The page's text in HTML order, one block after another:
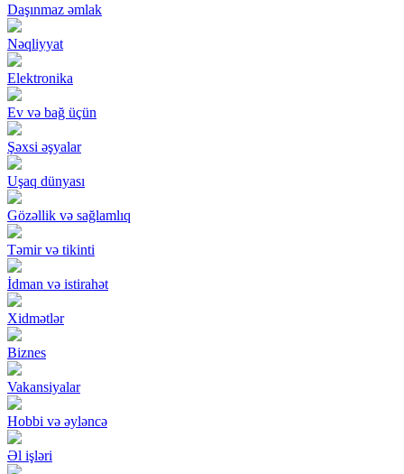
Daşınmaz əmlak
Nəqliyyat
Elektronika
Ev və bağ üçün
Şəxsi əşyalar
Uşaq dünyası
Gözəllik və sağlamlıq
Təmir və tikinti
İdman və istirahət
Xidmətlər
Biznes
Vakansiyalar
Hobbi və əyləncə
Əl işləri